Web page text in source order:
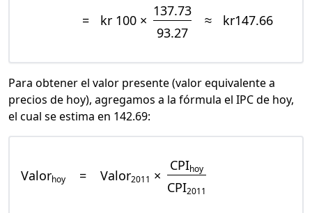
= kr 100 ×
137.73
93.27
≈ kr147.66
Para obtener el valor presente (valor equivalente a
precios de hoy), agregamos a la fórmula el IPC de hoy,
el cual se estima en 142.69:
Valorhoy = Valor2011 ×
CPIhoy
CPI2011